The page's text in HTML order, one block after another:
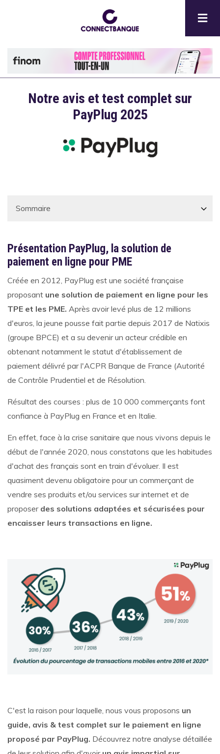
DescriptionNotre avis et test complet sur
PayPlug 2025
Présentation PayPlug, la solution de
paiement en ligne pour PME
Créée en 2012, PayPlug est une société française
proposant une solution de paiement en ligne pour les
TPE et les PME. Après avoir levé plus de 12 millions
d'euros, la jeune pousse fait partie depuis 2017 de Natixis
(groupe BPCE) et a su devenir un acteur crédible en
obtenant notamment le statut d'établissement de
paiement délivré par l'ACPR Banque de France (Autorité
de Contrôle Prudentiel et de Résolution.
Résultat des courses : plus de 10 000 commerçants font
confiance à PayPlug en France et en Italie.
En effet, face à la crise sanitaire que nous vivons depuis le
début de l'année 2020, nous constatons que les habitudes
d'achat des français sont en train d'évoluer. Il est
quasiment devenu obligatoire pour un commerçant de
vendre ses produits et/ou services sur internet et de
proposer des solutions adaptées et sécurisées pour
encaisser leurs transactions en ligne.
C'est la raison pour laquelle, nous vous proposons un
guide, avis & test complet sur le paiement en ligne
proposé par PayPlug. Découvrez notre analyse détaillée